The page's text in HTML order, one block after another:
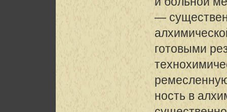
—
готовыми
ность в